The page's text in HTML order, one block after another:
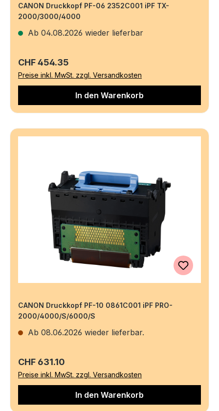
CANON Druckkopf PF-06 2352C001 iPF TX-
2000/3000/4000
Ab 04.08.2026 wieder lieferbar
Regulärer Preis:
CHF 454.35
Preise inkl. MwSt. zzgl. Versandkosten
In den Warenkorb
CANON Druckkopf PF-10 0861C001 iPF PRO-
2000/4000/S/6000/S
Ab 08.06.2026 wieder lieferbar.
Regulärer Preis:
CHF 631.10
Preise inkl. MwSt. zzgl. Versandkosten
In den Warenkorb